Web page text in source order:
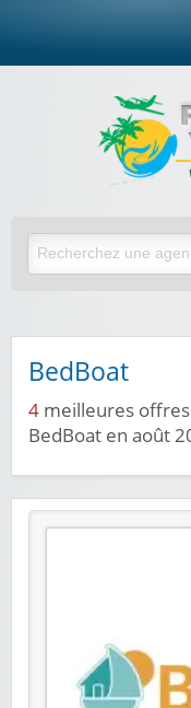
BedBoat
4 meilleures
BedBoat en août